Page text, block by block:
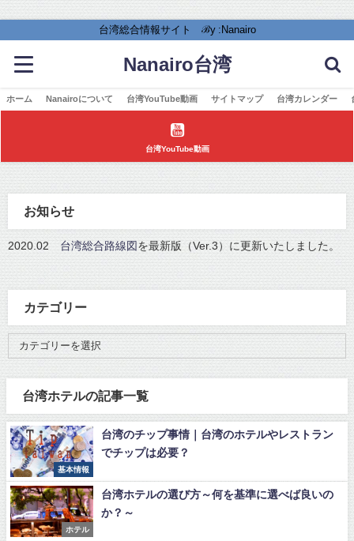
台湾総合情報サイト ℬy :Nanairo
Nanairo台湾
ホーム Nanairoについて 台湾YouTube動画 サイトマップ 台湾カレンダー
台湾YouTube動画
お知らせ
2020.02 台湾総合路線図 を最新版（Ver.3）に更新いたしました。
カテゴリー
台湾ホテルの記事一覧
基本情報
台湾のチップ事情｜台湾のホテルやレストラン
でチップは必要？
ホテル
台湾ホテルの選び方～何を基準に選べば良いの
か？～